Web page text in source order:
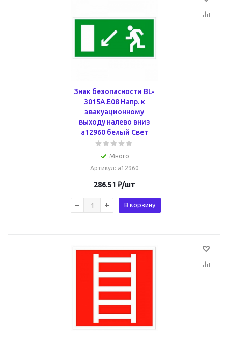
Знак безопасности BL-
3015A.E08 Напр. к
эвакуационному
выходу налево вниз
a12960 белый Свет
Много
Артикул: a12960
286.51 ₽/шт
В корзину